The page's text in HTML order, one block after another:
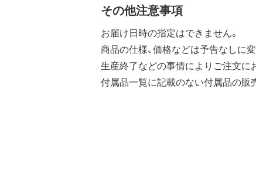
その他注意事項
お届け日時の指定はできません。
商品の仕様、価格などは予告なしに
生産終了などの事情によりご注文に
付属品一覧に記載のない付属品の販